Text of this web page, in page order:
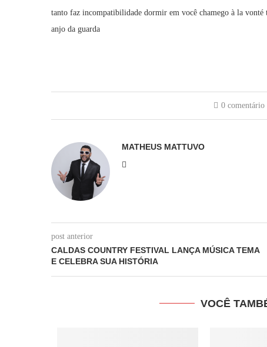
tanto faz incompatibilidade dormir em você chamego à la vonté
anjo da guarda
0 comentário
MATHEUS MATTUVO
post anterior
CALDAS COUNTRY FESTIVAL LANÇA MÚSICA TEMA
E CELEBRA SUA HISTÓRIA
VOCÊ